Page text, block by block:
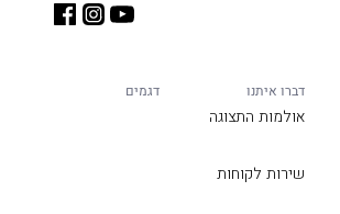
דברו איתנו
אולמות התצוגה
שירות לקוחות
דגמים